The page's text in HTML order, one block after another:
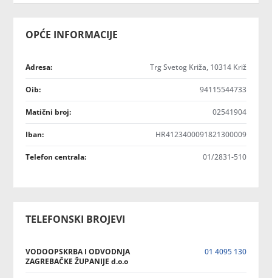
OPĆE INFORMACIJE
Adresa: Trg Svetog Križa, 10314 Križ
Oib: 94115544733
Matični broj: 02541904
Iban: HR4123400091821300009
Telefon centrala: 01/2831-510
TELEFONSKI BROJEVI
VODOOPSKRBA I ODVODNJA
ZAGREBAČKE ŽUPANIJE d.o.o
01 4095 130